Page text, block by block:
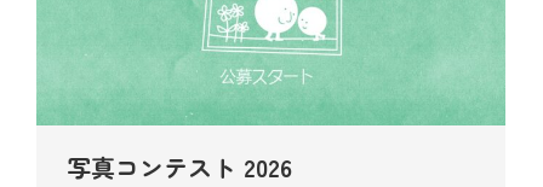
写真コンテスト 2026